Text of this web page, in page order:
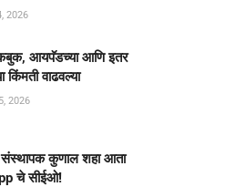
2026
आयपॅडच्या आणि इतर
किंमती वाढवल्या
2026
कुणाल शहा आता
चे सीईओ!